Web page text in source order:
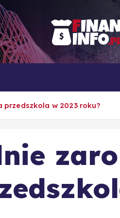
To i owo o rachunkowości,
w 2023 roku?